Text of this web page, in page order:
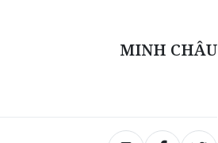
MINH CHÂU